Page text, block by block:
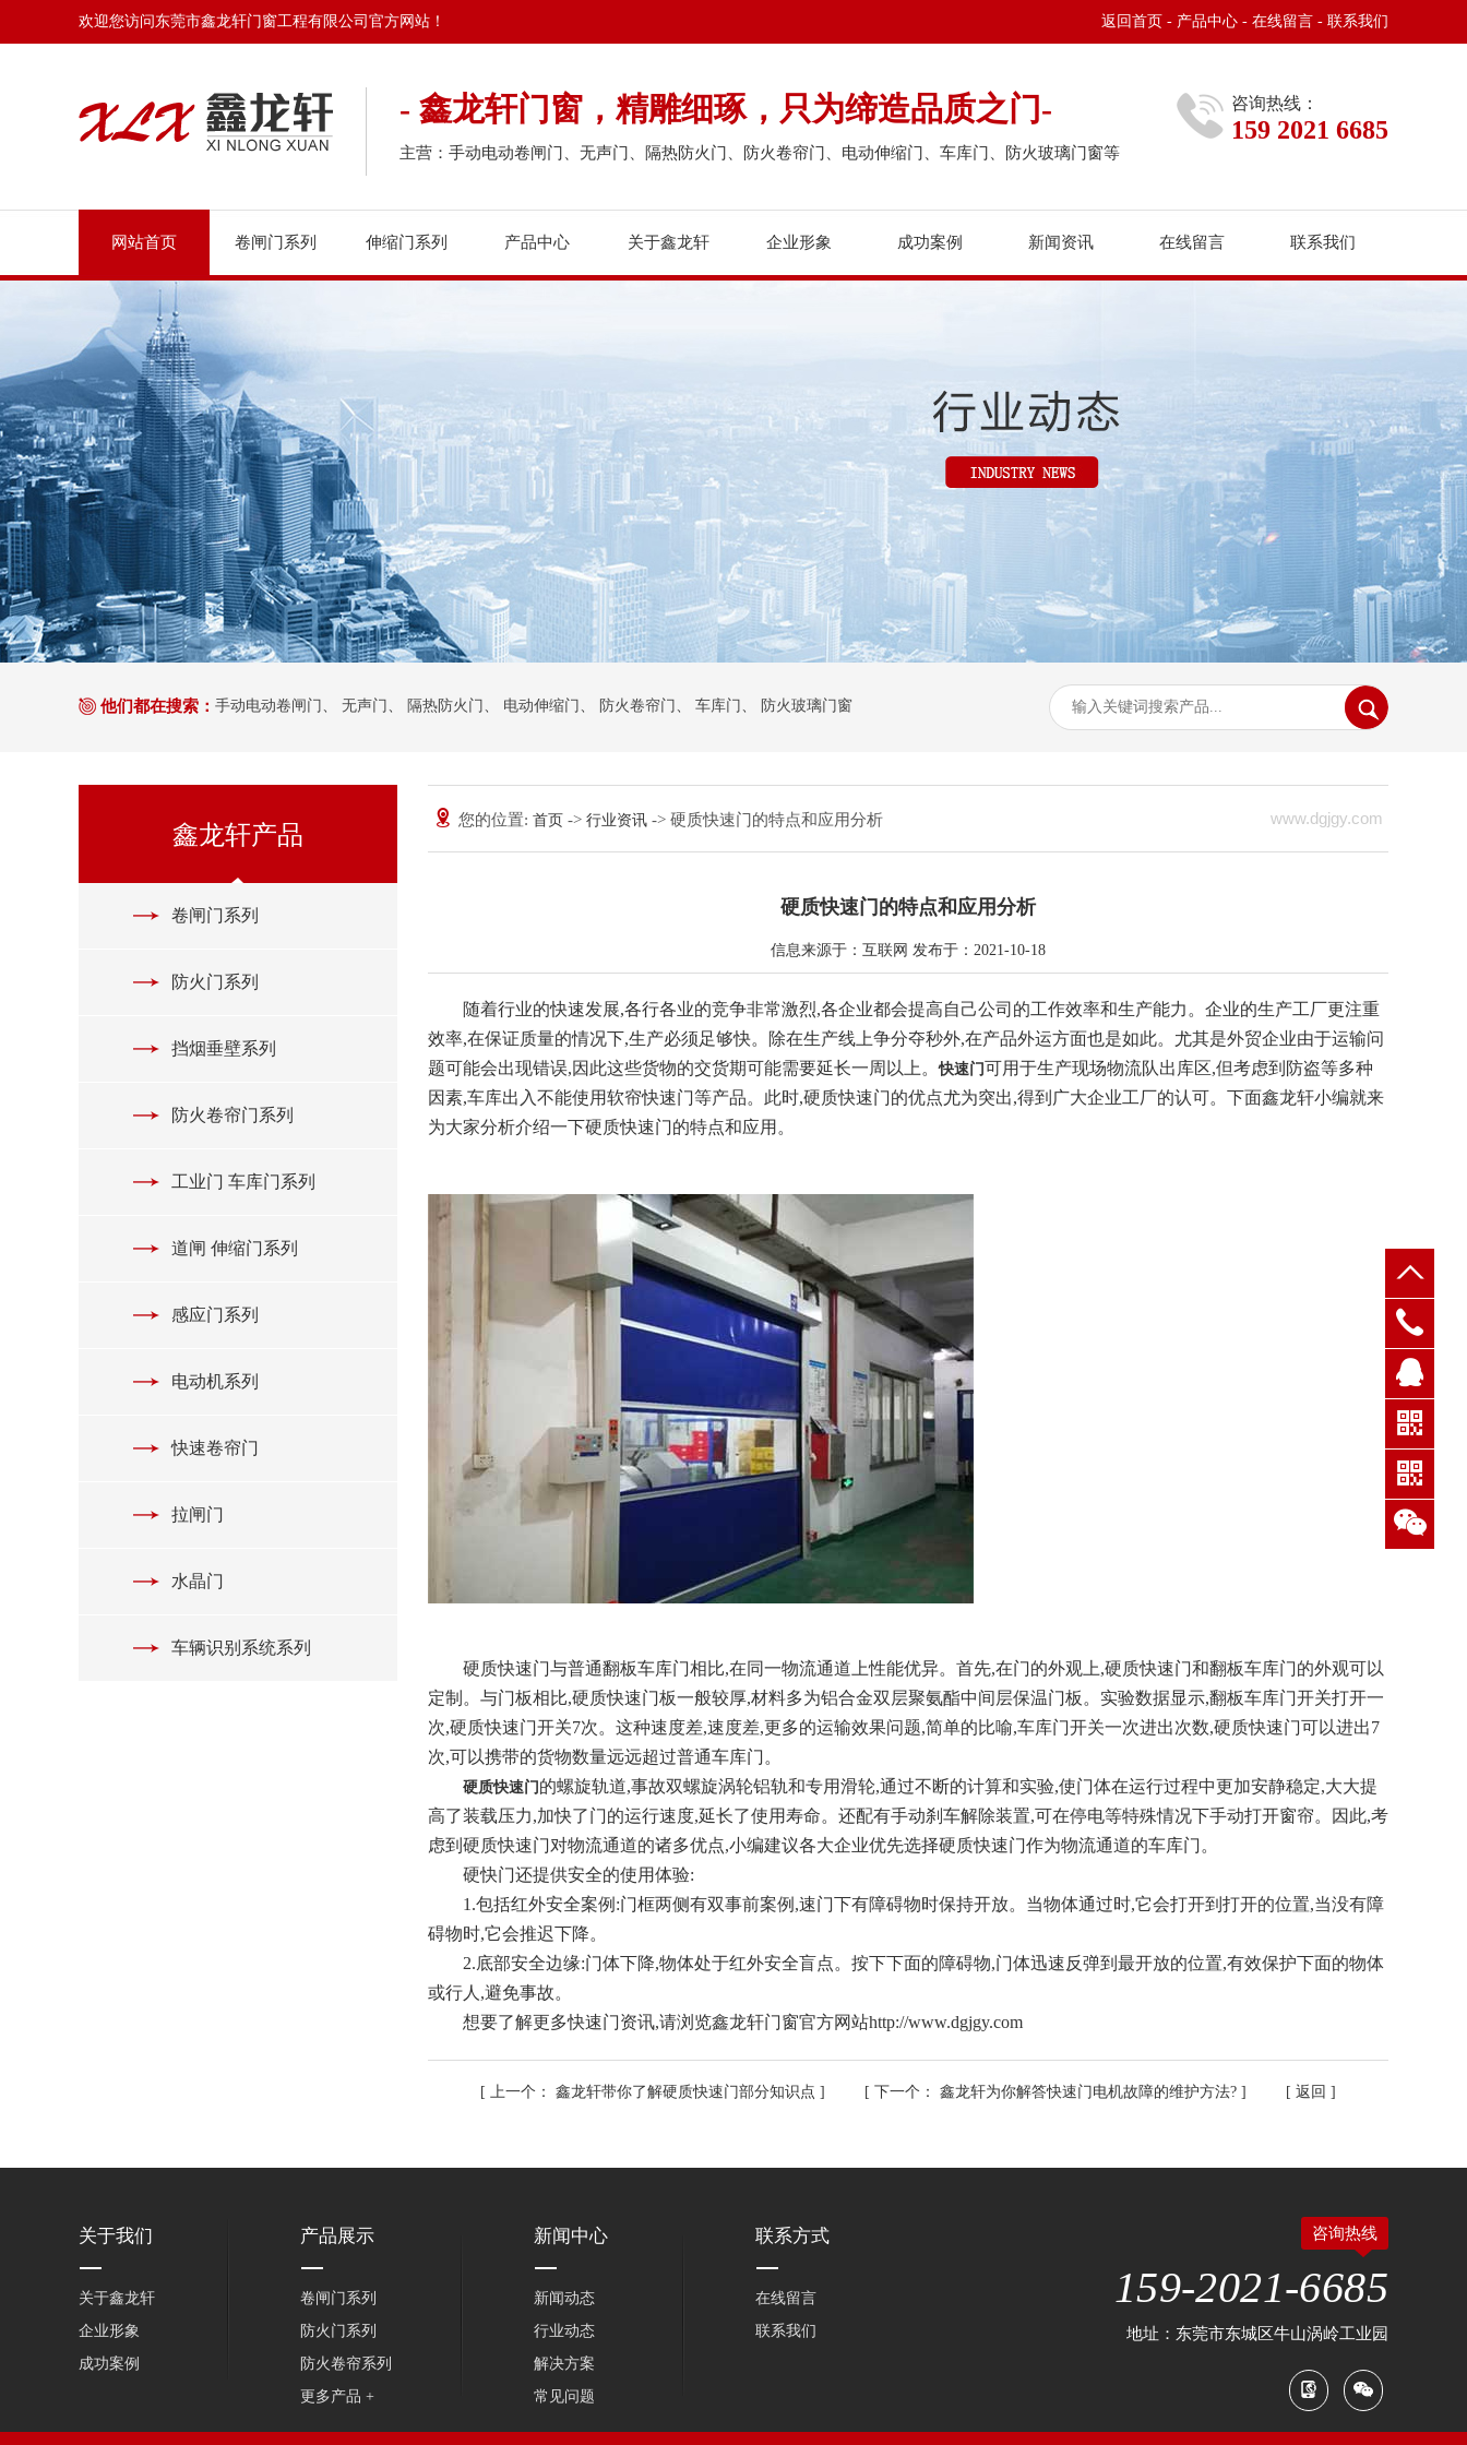
欢迎您访问东莞市鑫龙轩门窗工程有限公司官方网站！ 返回首页 - 产品中心 - 在线留言 - 联系我们
- 鑫龙轩门窗，精雕细琢，只为缔造品质之门-
主营：手动电动卷闸门、无声门、隔热防火门、防火卷帘门、电动伸缩门、车库门、防火玻璃门窗等
咨询热线：
159 2021 6685
网站首页 卷闸门系列 伸缩门系列 产品中心 关于鑫龙轩 企业形象 成功案例 新闻资讯 在线留言 联系我们
QQ客
服
他们都在搜索： 手动电动卷闸门 、 无声门 、 隔热防火门 、 电动伸缩门 、 防火卷帘门 、 车库门 、 防火玻璃门窗
鑫龙轩产品
卷闸门系列
防火门系列
挡烟垂壁系列
防火卷帘门系列
工业门 车库门系列
道闸 伸缩门系列
感应门系列
电动机系列
快速卷帘门
拉闸门
水晶门
车辆识别系统系列
您的位置: 首页 -> 行业资讯 -> 硬质快速门的特点和应用分析 www.dgjgy.com
硬质快速门的特点和应用分析
信息来源于：互联网 发布于：2021-10-18
随着行业的快速发展,各行各业的竞争非常激烈,各企业都会提高自己公司的工作效率和生产能力。企业的生产工厂更注重
效率,在保证质量的情况下,生产必须足够快。除在生产线上争分夺秒外,在产品外运方面也是如此。尤其是外贸企业由于运输问
题可能会出现错误,因此这些货物的交货期可能需要延长一周以上。快速门可用于生产现场物流队出库区,但考虑到防盗等多种
因素,车库出入不能使用软帘快速门等产品。此时,硬质快速门的优点尤为突出,得到广大企业工厂的认可。下面鑫龙轩小编就来
为大家分析介绍一下硬质快速门的特点和应用。
硬质快速门与普通翻板车库门相比,在同一物流通道上性能优异。首先,在门的外观上,硬质快速门和翻板车库门的外观可以
定制。与门板相比,硬质快速门板一般较厚,材料多为铝合金双层聚氨酯中间层保温门板。实验数据显示,翻板车库门开关打开一
次,硬质快速门开关7次。这种速度差,速度差,更多的运输效果问题,简单的比喻,车库门开关一次进出次数,硬质快速门可以进出7
次,可以携带的货物数量远远超过普通车库门。
硬质快速门 的螺旋轨道,事故双螺旋涡轮铝轨和专用滑轮,通过不断的计算和实验,使门体在运行过程中更加安静稳定,大大提
高了装载压力,加快了门的运行速度,延长了使用寿命。还配有手动刹车解除装置,可在停电等特殊情况下手动打开窗帘。因此,考
虑到硬质快速门对物流通道的诸多优点,小编建议各大企业优先选择硬质快速门作为物流通道的车库门。
硬快门还提供安全的使用体验:
1.包括红外安全案例:门框两侧有双事前案例,速门下有障碍物时保持开放。当物体通过时,它会打开到打开的位置,当没有障
碍物时,它会推迟下降。
2.底部安全边缘:门体下降,物体处于红外安全盲点。按下下面的障碍物,门体迅速反弹到最开放的位置,有效保护下面的物体
或行人,避免事故。
想要了解更多快速门资讯,请浏览鑫龙轩门窗官方网站http://www.dgjgy.com
[ 上一个： 鑫龙轩带你了解硬质快速门部分知识点 ] [ 下一个： 鑫龙轩为你解答快速门电机故障的维护方法? ] [ 返回 ]
关于我们
关于鑫龙轩
企业形象
成功案例
产品展示
卷闸门系列
防火门系列
防火卷帘系列
更多产品 +
新闻中心
新闻动态
行业动态
解决方案
常见问题
联系方式
在线留言
联系我们
咨询热线
159-2021-6685
地址：东莞市东城区牛山涡岭工业园